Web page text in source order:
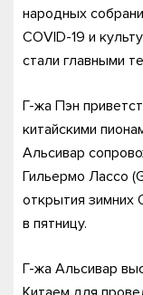
народных
COVID-19 и
стали главными
Г-жа Пэн
китайскими
Альсивар
Гильермо Лассо
открытия зимних
в пятницу.
Г-жа Альсивар